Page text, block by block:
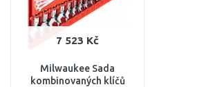
7 523 Kč
Milwaukee Sada
kombinovaných klíčů